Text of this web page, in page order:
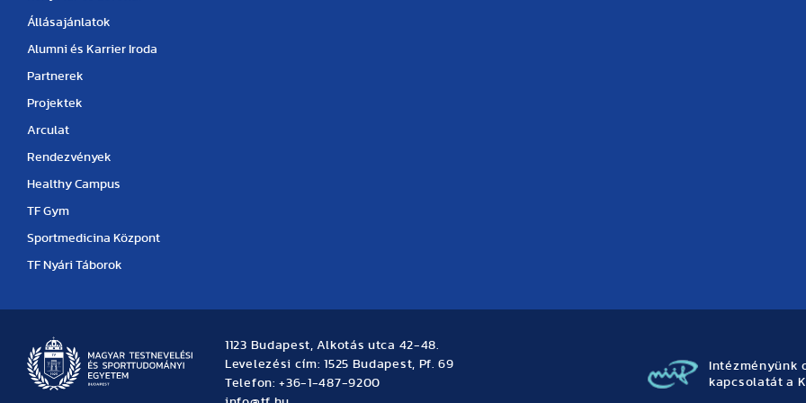
Állásajánlatok
Alumni és Karrier Iroda
Partnerek
Projektek
Arculat
Rendezvények
Healthy Campus
TF Gym
Sportmedicina Központ
TF Nyári Táborok
1123 Budapest, Alkotás utca 42-48.
Levelezési cím: 1525 Budapest, Pf. 69
Telefon: +36-1-487-9200
Intézményünk
kapcsolatát a